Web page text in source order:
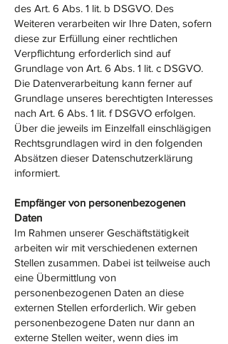
des Art. 6 Abs. 1 lit. b DSGVO. Des
Weiteren verarbeiten wir Ihre Daten, sofern
diese zur Erfüllung einer rechtlichen
Verpflichtung erforderlich sind auf
Grundlage von Art. 6 Abs. 1 lit. c DSGVO.
Die Datenverarbeitung kann ferner auf
Grundlage unseres berechtigten Interesses
nach Art. 6 Abs. 1 lit. f DSGVO erfolgen.
Über die jeweils im Einzelfall einschlägigen
Rechtsgrundlagen wird in den folgenden
Absätzen dieser Datenschutzerklärung
informiert.
Empfänger von personenbezogenen
Daten
Im Rahmen unserer Geschäftstätigkeit
arbeiten wir mit verschiedenen externen
Stellen zusammen. Dabei ist teilweise auch
eine Übermittlung von
personenbezogenen Daten an diese
externen Stellen erforderlich. Wir geben
personenbezogene Daten nur dann an
externe Stellen weiter, wenn dies im